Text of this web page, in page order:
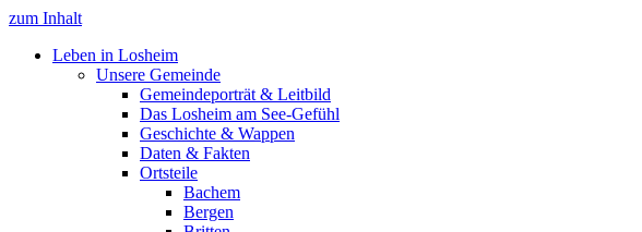
zum Inhalt
Leben in Losheim
Unsere Gemeinde
Gemeindeporträt & Leitbild
Das Losheim am See-Gefühl
Geschichte & Wappen
Daten & Fakten
Ortsteile
Bachem
Bergen